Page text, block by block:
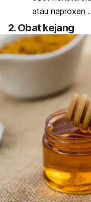
atau naproxen .
2. Obat kejang